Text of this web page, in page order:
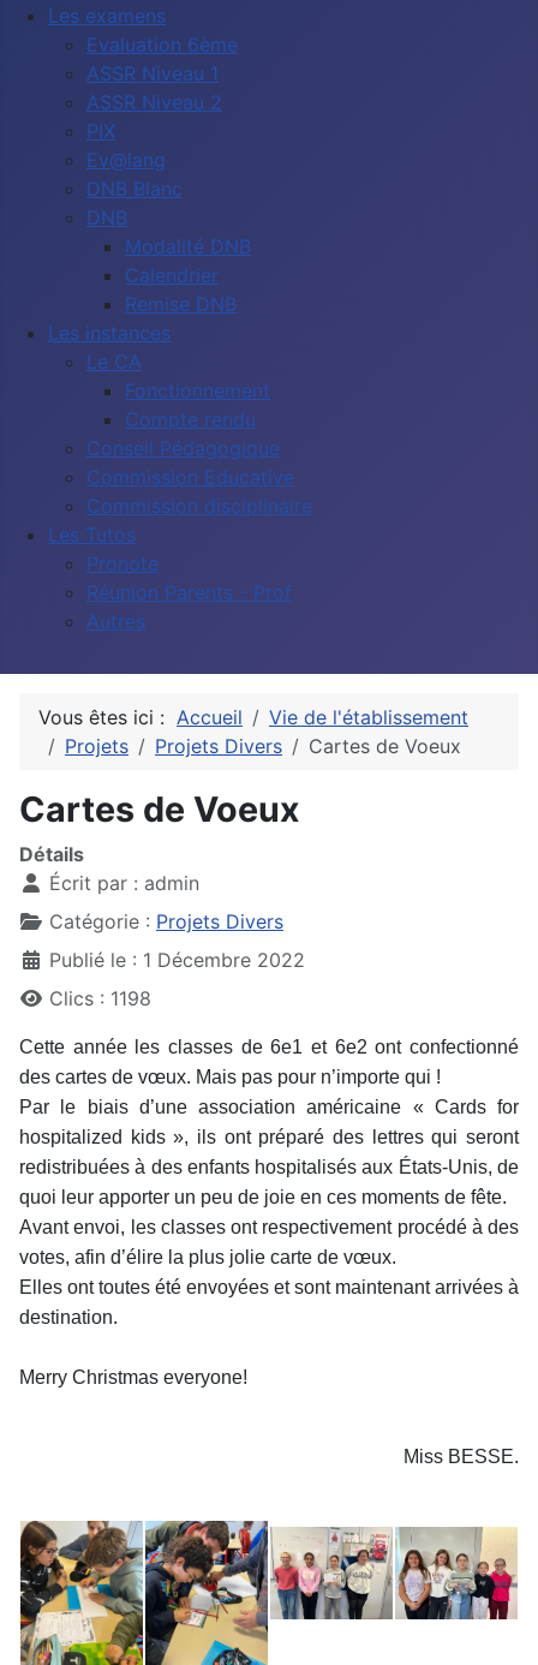
Les examens
Evaluation 6ème
ASSR Niveau 1
ASSR Niveau 2
PIX
Ev@lang
DNB Blanc
DNB
Modalité DNB
Calendrier
Remise DNB
Les instances
Le CA
Fonctionnement
Compte rendu
Conseil Pédagogique
Commission Educative
Commission disciplinaire
Les Tutos
Pronote
Réunion Parents - Prof
Autres
Vous êtes ici : Accueil
Vie de l'établissement
Projets
Projets Divers Cartes de Voeux
Cartes de Voeux
Détails
Écrit par : admin
Catégorie : Projets Divers
Publié le : 1 Décembre 2022
Clics : 1198
Cette année les classes de 6e1 et 6e2 ont confectionné
des cartes de vœux. Mais pas pour n’importe qui !
Par le biais d’une association américaine « Cards for
hospitalized kids », ils ont préparé des lettres qui seront
redistribuées à des enfants hospitalisés aux États-Unis, de
quoi leur apporter un peu de joie en ces moments de fête.
Avant envoi, les classes ont respectivement procédé à des
votes, afin d’élire la plus jolie carte de vœux.
Elles ont toutes été envoyées et sont maintenant arrivées à
destination.
Merry Christmas everyone!
Miss BESSE.